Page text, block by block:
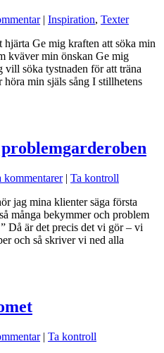
| Inspiration, Texter
hjärta Ge mig kraften att söka min
kväver min önskan Ge mig
vill söka tystnaden för att träna
min själs sång I stillhetens
kommentarer| Ta kontroll
jag mina klienter säga första
många bekymmer och problem
Då är det precis det vi gör – vi
och så skriver vi ned alla
| Ta kontroll